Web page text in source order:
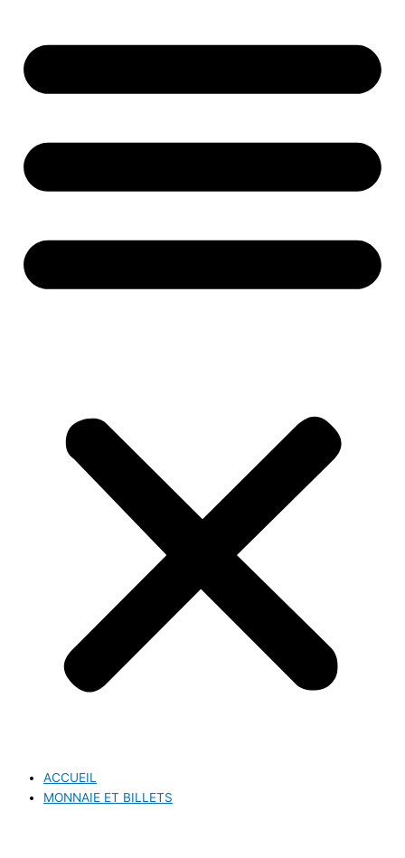
ACCUEIL
MONNAIE ET BILLETS